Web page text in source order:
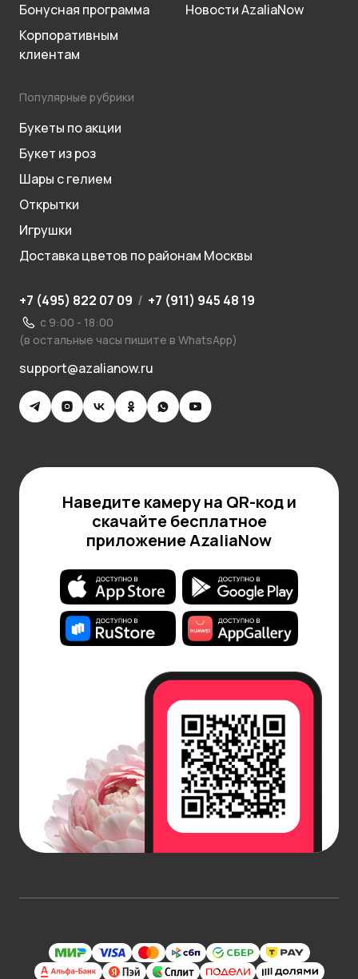
Бонусная программа
Корпоративным
клиентам
Новости AzaliaNow
Популярные рубрики
Букеты по акции
Букет из роз
Шары с гелием
Открытки
Игрушки
Доставка цветов по районам Москвы
+7 (495) 822 07 09 / +7 (911) 945 48 19
с 9:00 - 18:00
(в остальные часы пишите в WhatsApp)
support@azalianow.ru
Наведите камеру на QR-код и
скачайте бесплатное
приложение AzaliaNow